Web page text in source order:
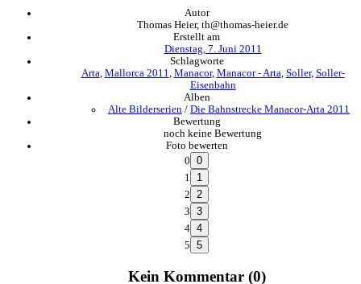
Autor
Thomas Heier, th@thomas-heier.de
Erstellt am
Dienstag, 7. Juni 2011
Schlagworte
Arta Mallorca 2011 Manacor, Manacor - Arta Soller, Soller-
Eisenbahn
Alben
Alte Bilderserien / Die Bahnstrecke Manacor-Arta 2011
Bewertung
noch keine Bewertung
Foto bewerten
0
1
2
3
4
5
Kein Kommentar (0)